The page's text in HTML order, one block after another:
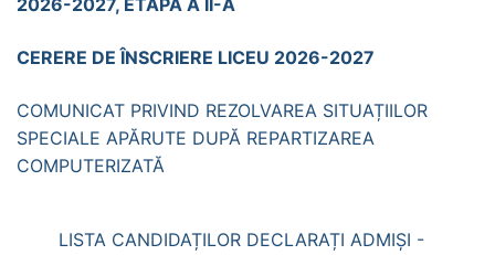
2026-2027, ETAPA A II-A
CERERE DE ÎNSCRIERE LICEU 2026-2027
COMUNICAT PRIVIND REZOLVAREA SITUAȚIILOR
SPECIALE APĂRUTE DUPĂ REPARTIZAREA
COMPUTERIZATĂ
LISTA CANDIDAȚILOR DECLARAȚI ADMIȘI -